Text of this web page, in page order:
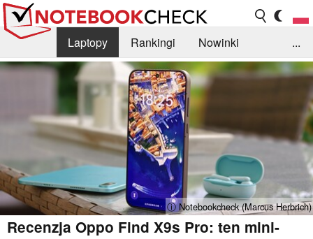
Laptopy Rankingi
Nowinki
Biblioteka
Info Szukajka recenzji
...
ⓘ Notebookcheck (Marcus Herbrich)
Recenzja Oppo Find X9s Pro: ten mini-